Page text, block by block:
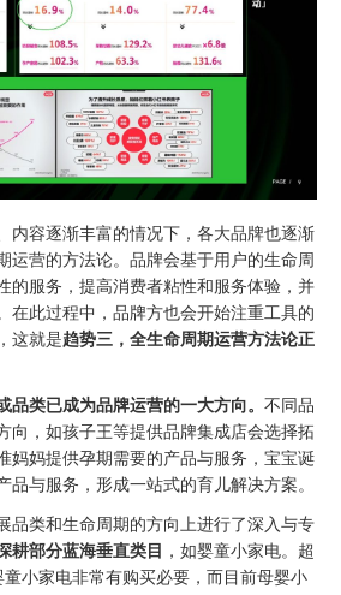
内容逐渐丰富的情况下，各大品牌也逐渐
运营的方法论。品牌会基于用户的生命周
的服务，提高消费者粘性和服务体验，并
在此过程中，品牌方也会开始注重工具的
这就是趋势三，全生命周期运营方法论正
品类已成为品牌运营的一大方向。 不同品
向，如孩子王等提供品牌集成店会选择拓
妈妈提供孕期需要的产品与服务，宝宝诞
与服务，形成一站式的育儿解决方案。
品类和生命周期的方向上进行了深入与专
耕部分蓝海垂直类目 ，如婴童小家电。超
小家电非常有购买必要，而目前母婴小